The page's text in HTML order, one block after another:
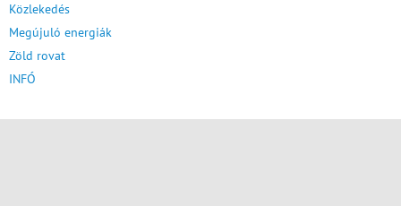
Közlekedés
Megújuló energiák
Zöld rovat
INFÓ